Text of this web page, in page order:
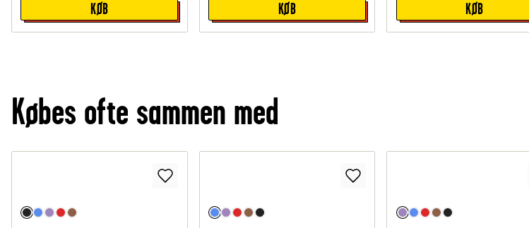
KØB
KØB
KØB
Købes ofte sammen med